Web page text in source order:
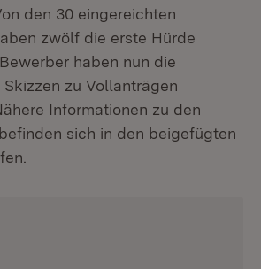
den 30 eingereichten
zwölf die erste Hürde
haben nun die
zu Vollanträgen
Informationen zu den
sich in den beigefügten